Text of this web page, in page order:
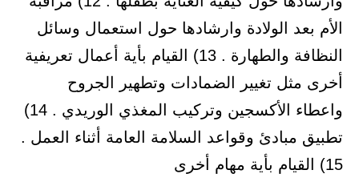
الأم بعد الولادة وارشادها حول استعمال وسائل
النظافة والطهارة . 13) القيام بأية أعمال تعريفية
أخرى مثل تغيير الضمادات وتطهير الجروح
واعطاء الأكسجين وتركيب المغذي الوريدي . 14)
تطبيق مبادئ وقواعد السلامة العامة أثناء العمل .
15) القيام بأية مهام أخرى